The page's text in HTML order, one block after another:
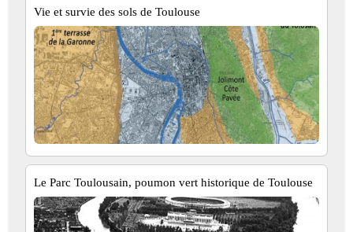
Vie et survie des sols de Toulouse
Le Parc Toulousain, poumon vert historique de Toulouse